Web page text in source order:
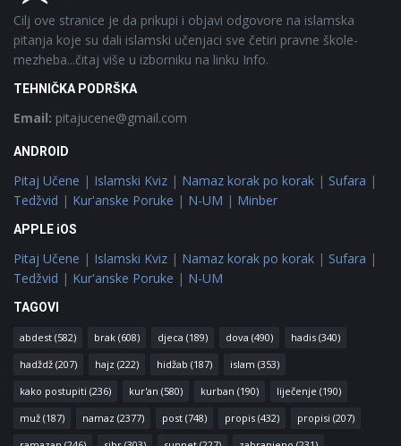
Cilj ove stranice je da prikupi i objavi odgovore na islamska
pitanja koje su dali islamski učenjaci sve četiri pravne škole-
mezheba...čitaj više u izborniku na linku Info.
TEHNIČKA PODRŠKA
Email: pitajucene@gmail.com
ANDROID
Pitaj Učene | Islamski Kviz | Namaz korak po korak | Sufara |
Tedžvid | Kur'anske Poruke | N-UM | Minber
APPLE iOS
Pitaj Učene | Islamski Kviz | Namaz korak po korak | Sufara |
Tedžvid | Kur'anske Poruke | N-UM
TAGOVI
abdest (582) brak (608) djeca (189) dova (490) hadis (340)
hadždž (207) hajz (222) hidžab (187) islam (353)
kako postupiti (236) kur'an (580) kurban (190) liječenje (190)
muž (187) namaz (2377) post (748) propis (432) propisi (207)